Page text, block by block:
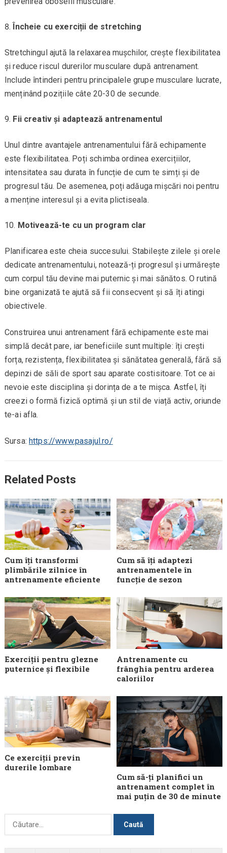
Încheie cu exerciții de stretching
Stretchingul ajută la relaxarea mușchilor, crește flexibilitatea
și reduce riscul durerilor musculare după antrenament.
Include întinderi pentru principalele grupe musculare lucrate,
menținând pozițiile câte 20-30 de secunde.
Fii creativ și adaptează antrenamentul
Unul dintre avantajele antrenamentului fără echipamente
este flexibilitatea. Poți schimba ordinea exercițiilor,
intensitatea sau durata în funcție de cum te simți și de
progresul tău. De asemenea, poți adăuga mișcări noi pentru
a menține interesul și a evita plictiseala.
Motivează-te cu un program clar
Planificarea este cheia succesului. Stabilește zilele și orele
dedicate antrenamentului, notează-ți progresul și urmărește
cum corpul tău devine mai puternic și mai sănătos. O rutină
bine organizată te ajută să fii consecvent și să îți atingi
obiectivele.
Construirea unui antrenament fără echipamente este mai
simplă decât pare, iar beneficiile sunt multiple: îți crești
forța, rezistența, flexibilitatea și sănătatea generală, fără să
depinzi de săli de sport sau aparate costisitoare. Tot ce ai
nevoie este disciplina și dorința de a te mișca. Astfel, îți
creezi o formă fizică optimă și un stil de viață activ, oriunde
te-ai afla.
Sursa: https://www.pasajul.ro/
Related Posts
Cum îți transformi
plimbările zilnice în
antrenamente eficiente
Cum să îți adaptezi
antrenamentele în
funcție de sezon
Exerciții pentru glezne
puternice și flexibile
Antrenamente cu
frânghia pentru arderea
caloriilor
Ce exerciții previn
durerile lombare
Cum să-ți planifici un
antrenament complet în
mai puțin de 30 de minute
Caută